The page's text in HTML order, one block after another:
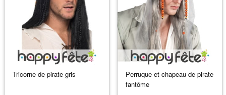
Tricorne de pirate gris
Perruque et chapeau de pirate
fantôme